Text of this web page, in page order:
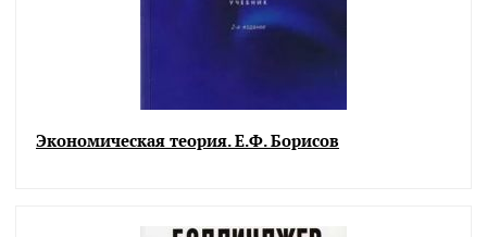
Экономическая теория. Е.Ф. Борисов